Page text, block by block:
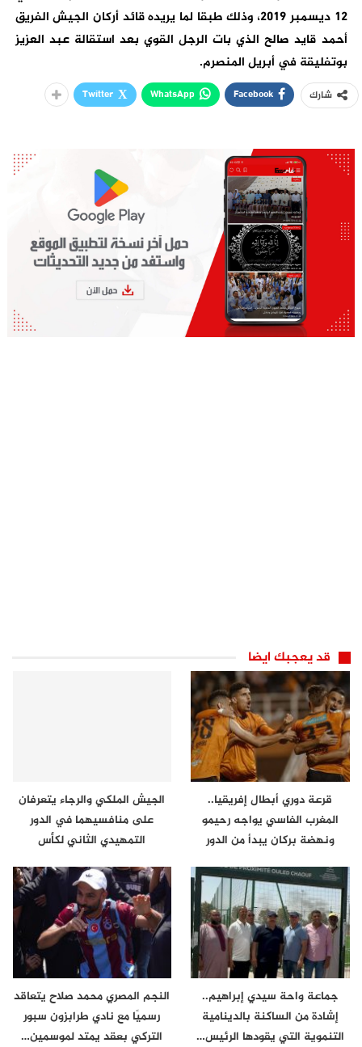
12 ديسمبر 2019، وذلك طبقا لما يريده قائد أركان الجيش الفريق
أحمد قايد صالح الذي بات الرجل القوي بعد استقالة عبد العزيز
بوتفليقة في أبريل المنصرم.
شارك Facebook
WhatsApp
Twitter
قد يعجبك ايضا
قرعة دوري أبطال إفريقيا..
المغرب الفاسي يواجه رحيمو
ونهضة بركان يبدأ من الدور
الجيش الملكي والرجاء يتعرفان
على منافسيهما في الدور
التمهيدي الثاني لكأس
جماعة واحة سيدي إبراهيم..
إشادة من الساكنة بالدينامية
التنموية التي يقودها الرئيس…
النجم المصري محمد صلاح يتعاقد
رسميًا مع نادي طرابزون سبور
التركي بعقد يمتد لموسمين…